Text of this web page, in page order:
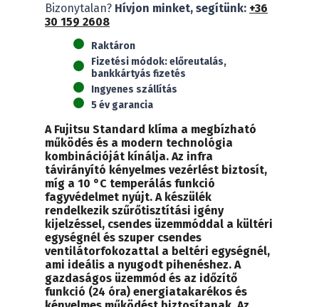
ASYG12KMCE
/
AOYG12KMCC
Standard
(3,4kW)
mennyiség
Bizonytalan? Hívjon minket, segítünk: +36
30 159 2608
Raktáron
Fizetési módok:előreutalás,
bankkártyás fizetés
Ingyenes szállítás
5 év garancia
A Fujitsu Standard klíma a megbízható
működés és a modern technológia
kombinációját kínálja. Az infra
távirányító kényelmes vezérlést biztosít,
míg a 10 °C temperálás funkció
fagyvédelmet nyújt. A készülék
rendelkezik szűrőtisztítási igény
kijelzéssel, csendes üzemmóddal a kültéri
egységnél és szuper csendes
ventilátorfokozattal a beltéri egységnél,
ami ideális a nyugodt pihenéshez. A
gazdaságos üzemmód és az időzítő
funkció (24 óra) energiatakarékos és